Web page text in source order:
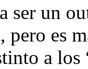
ser un
pero es
a los